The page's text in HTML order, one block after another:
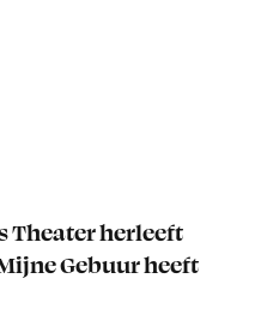
Theater herleeft
Gebuur heeft